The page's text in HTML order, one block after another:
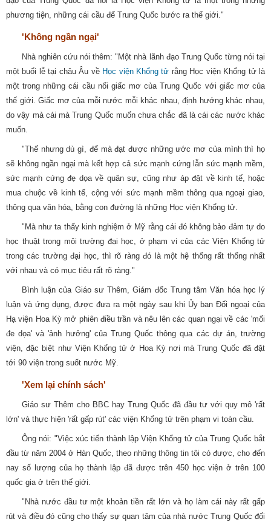
phương tiện, những cái cầu để Trung Quốc bước ra thế giới."
'Không ngần ngại'
Nhà nghiên cứu nói thêm: "Một nhà lãnh đạo Trung Quốc từng nói tại
một buổi lễ tại châu Âu về Học viện Khổng tử rằng Học viện Khổng tử là
một trong những cái cầu nối giấc mơ của Trung Quốc với giấc mơ của
thế giới. Giấc mơ của mỗi nước mỗi khác nhau, định hướng khác nhau,
do vậy mà cái mà Trung Quốc muốn chưa chắc đã là cái các nước khác
muốn.
"Thế nhưng dù gì, để mà đạt được những ước mơ của mình thì họ
sẽ không ngần ngại mà kết hợp cả sức mạnh cứng lẫn sức mạnh mềm,
sức mạnh cứng đẹ dọa về quân sự, cũng như áp đặt về kinh tế, hoặc
mua chuộc về kinh tế, cộng với sức mạnh mềm thông qua ngoại giao,
thông qua văn hóa, bằng con đường là những Học viện Khổng tử.
"Mà như ta thấy kinh nghiệm ở Mỹ rằng cái đó không bảo đảm tự do
học thuật trong môi trường đại học, ở phạm vi của các Viện Khổng tử
trong các trường đại học, thì rõ ràng đó là một hệ thống rất thống nhất
với nhau và có mục tiêu rất rõ ràng."
Bình luận của Giáo sư Thêm, Giám đốc Trung tâm Văn hóa học lý
luận và ứng dụng, được đưa ra một ngày sau khi Ủy ban Đối ngoại của
Hạ viện Hoa Kỳ mở phiên điều trần và nêu lên các quan ngại về các 'mối
đe dọa' và 'ảnh hưởng' của Trung Quốc thông qua các dự án, trường
viện, đặc biệt như Viện Khổng tử ở Hoa Kỳ nơi mà Trung Quốc đã đặt
tới 90 viện trong suốt nước Mỹ.
'Xem lại chính sách'
Giáo sư Thêm cho BBC hay Trung Quốc đã đầu tư với quy mô 'rất
lớn' và thực hiện 'rất gấp rút' các viện Khổng tử trên phạm vi toàn cầu.
Ông nói: "Việc xúc tiến thành lập Viện Khổng tử của Trung Quốc bắt
đầu từ năm 2004 ở Hàn Quốc, theo những thông tin tôi có được, cho đến
nay số lượng của họ thành lập đã được trên 450 học viện ở trên 100
quốc gia ở trên thế giới.
"Nhà nước đầu tư một khoản tiền rất lớn và họ làm cái này rất gấp
rút và điều đó cũng cho thấy sự quan tâm của nhà nước Trung Quốc đối